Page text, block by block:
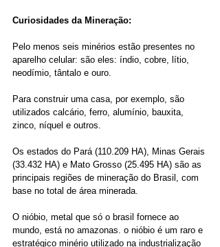
Curiosidades da Mineração:
Pelo menos seis minérios estão presentes no
aparelho celular: são eles: índio, cobre, lítio,
neodímio, tântalo e ouro.
Para construir uma casa, por exemplo, são
utilizados calcário, ferro, alumínio, bauxita,
zinco, níquel e outros.
Os estados do Pará (110.209 HA), Minas Gerais
(33.432 HA) e Mato Grosso (25.495 HA) são as
principais regiões de mineração do Brasil, com
base no total de área minerada.
O nióbio, metal que só o brasil fornece ao
mundo, está no amazonas. o nióbio é um raro e
estratégico minério utilizado na industrialização